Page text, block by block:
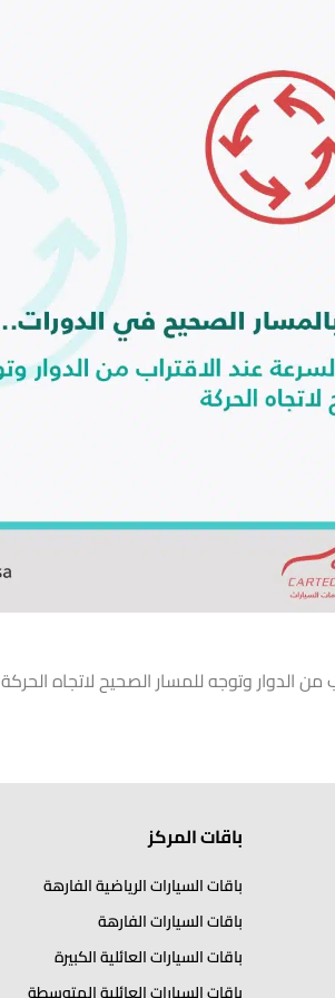
الدوار وتوجه للمسار الصحيح لاتجاه الحركة
باقات المركز
باقات السيارات الرياضية الفارهة
باقات السيارات الفارهة
باقات السيارات العائلية الكبيرة